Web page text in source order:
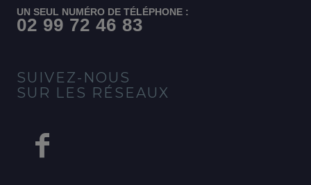
UN SEUL NUMÉRO DE TÉLÉPHONE :
02 99 72 46 83
SUIVEZ-NOUS
SUR LES RÉSEAUX